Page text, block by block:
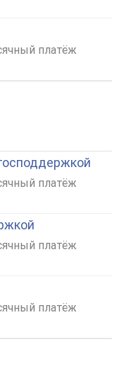
платёж
платёж
платёж
платёж